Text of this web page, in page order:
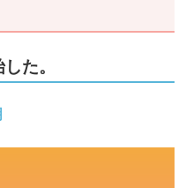
た。